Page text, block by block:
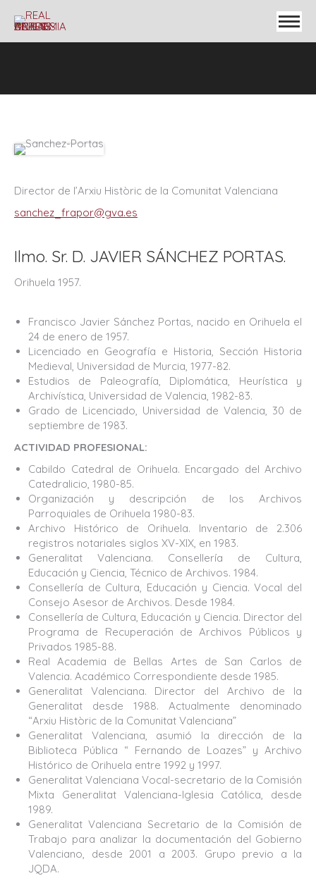
Director de l’Arxiu Històric de la Comunitat Valenciana
sanchez_frapor@gva.es
Ilmo. Sr. D. JAVIER SÁNCHEZ PORTAS.
Orihuela 1957.
Francisco Javier Sánchez Portas, nacido en Orihuela el
24 de enero de 1957.
Licenciado en Geografía e Historia, Sección Historia
Medieval, Universidad de Murcia, 1977-82.
Estudios de Paleografía, Diplomática, Heurística y
Archivística, Universidad de Valencia, 1982-83.
Grado de Licenciado, Universidad de Valencia, 30 de
septiembre de 1983.
ACTIVIDAD PROFESIONAL:
Cabildo Catedral de Orihuela. Encargado del Archivo
Catedralicio, 1980-85.
Organización y descripción de los Archivos
Parroquiales de Orihuela 1980-83.
Archivo Histórico de Orihuela. Inventario de 2.306
registros notariales siglos XV-XIX, en 1983.
Generalitat Valenciana. Consellería de Cultura,
Educación y Ciencia, Técnico de Archivos. 1984.
Consellería de Cultura, Educación y Ciencia. Vocal del
Consejo Asesor de Archivos. Desde 1984.
Consellería de Cultura, Educación y Ciencia. Director del
Programa de Recuperación de Archivos Públicos y
Privados 1985-88.
Real Academia de Bellas Artes de San Carlos de
Valencia. Académico Correspondiente desde 1985.
Generalitat Valenciana. Director del Archivo de la
Generalitat desde 1988. Actualmente denominado
“Arxiu Històric de la Comunitat Valenciana”
Generalitat Valenciana, asumió la dirección de la
Biblioteca Pública “ Fernando de Loazes” y Archivo
Histórico de Orihuela entre 1992 y 1997.
Generalitat Valenciana Vocal-secretario de la Comisión
Mixta Generalitat Valenciana-Iglesia Católica, desde
1989.
Generalitat Valenciana Secretario de la Comisión de
Trabajo para analizar la documentación del Gobierno
Valenciano, desde 2001 a 2003. Grupo previo a la
JQDA.